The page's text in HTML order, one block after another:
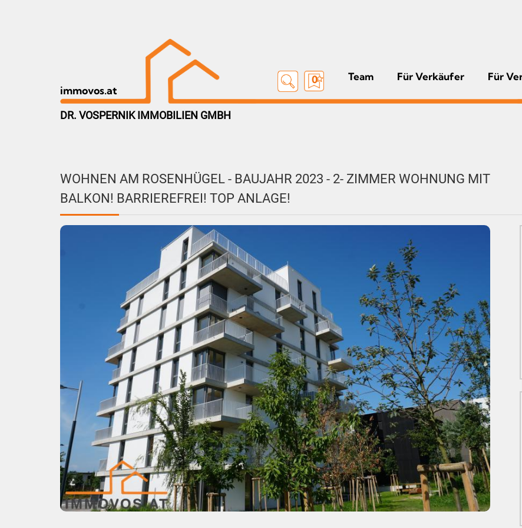
immovos.at
0 Team Für Verkäufer Für
DR. VOSPERNIK IMMOBILIEN GMBH
WOHNEN AM ROSENHÜGEL - BAUJAHR 2023 - 2- ZIMMER WOHNUNG MIT
BALKON! BARRIEREFREI! TOP ANLAGE!